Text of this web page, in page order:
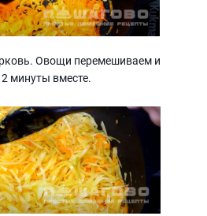
Овощи перемешиваем и
минуты вместе.